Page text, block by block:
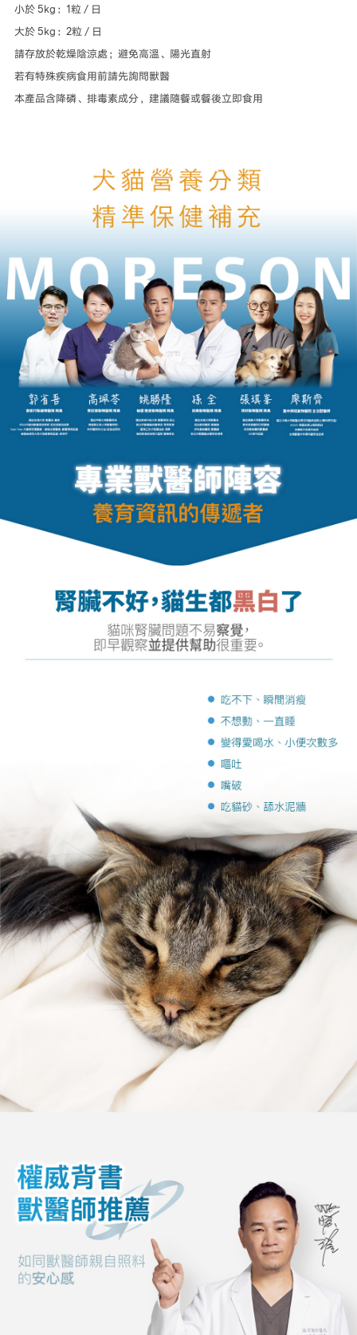
小於 5kg：1粒 / 日
大於 5kg：2粒 / 日
請存放於乾燥陰涼處；避免高溫、陽光直射
若有特殊疾病食用前請先詢問獸醫
本產品含降磷、排毒素成分，建議隨餐或餐後立即食用